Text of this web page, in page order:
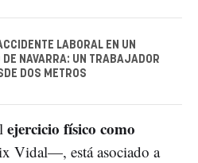
LABORAL EN UN
DE NAVARRA: UN TRABAJADOR
DOS METROS
ejercicio físico como
Vidal—, está asociado a